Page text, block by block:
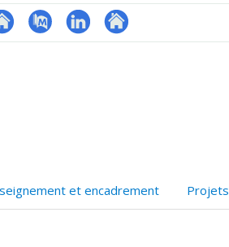
PubMedLinkedInAutre
et encadrement Projets